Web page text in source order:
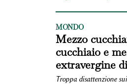
MONDO
Mezzo
cucchiaio e
extravergine
Troppa disattenzione